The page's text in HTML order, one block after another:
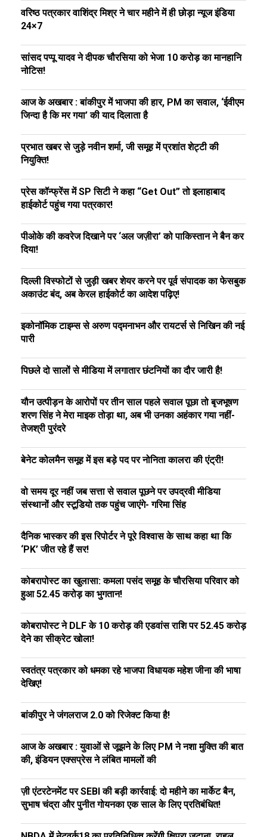
वरिष्ठ पत्रकार वाशिंद्र मिश्र ने चार महीने में ही छोड़ा न्यूज इंडिया
24×7
सांसद पप्पू यादव ने दीपक चौरसिया को भेजा ₹10 करोड़ का मानहानि
नोटिस!
आज के अखबार : बांकीपुर में भाजपा की हार, PM का सवाल, ‘ईवीएम
जिन्दा है कि मर गया’ की याद दिलाता है
प्रभात खबर से जुड़े नवीन शर्मा, जी समूह में प्रशांत शेट्टी की
नियुक्ति!
प्रेस कॉन्फ्रेंस में SP सिटी ने कहा “Get Out” तो इलाहाबाद
हाईकोर्ट पहुंच गया पत्रकार!
पीओके की कवरेज दिखाने पर ‘अल जज़ीरा’ को पाकिस्तान ने बैन कर
दिया!
दिल्ली विस्फोटों से जुड़ी खबर शेयर करने पर पूर्व संपादक का फेसबुक
अकाउंट बंद, अब केरल हाईकोर्ट का आदेश पढ़िए!
इकोनॉमिक टाइम्स से अरुण पद्मनाभन और रायटर्स से निखिन की नई
पारी
पिछले दो सालों से मीडिया में लगातार छंटनियों का दौर जारी है!
यौन उत्पीड़न के आरोपों पर तीन साल पहले सवाल पूछा तो बृजभूषण
शरण सिंह ने मेरा माइक तोड़ा था, अब भी उनका अहंकार गया नहीं-
तेजश्री पुरंदरे
बेनेट कोलमैन समूह में इस बड़े पद पर नोनिता कालरा की एंट्री!
वो समय दूर नहीं जब सत्ता से सवाल पूछने पर उपद्रवी मीडिया
संस्थानों और स्टूडियो तक पहुंच जाएंगे- गरिमा सिंह
दैनिक भास्कर की इस रिपोर्टर ने पूरे विश्वास के साथ कहा था कि
‘PK’ जीत रहे हैं सर!
कोबरापोस्ट का खुलासा: कमला पसंद समूह के चौरसिया परिवार को
हुआ ₹52.45 करोड़ का भुगतान!
कोबरापोस्ट ने DLF के ₹10 करोड़ की एडवांस राशि पर ₹52.45 करोड़
देने का सीक्रेट खोला!
स्वतंत्र पत्रकार को धमका रहे भाजपा विधायक महेश जीना की भाषा
देखिए!
बांकीपुर ने जंगलराज 2.0 को रिजेक्ट किया है!
आज के अखबार : युवाओं से जूझने के लिए PM ने नशा मुक्ति की बात
की, इंडियन एक्सप्रेस ने लंबित मामलों की
ज़ी एंटरटेनमेंट पर SEBI की बड़ी कार्रवाई: दो महीने का मार्केट बैन,
सुभाष चंद्रा और पुनीत गोयनका एक साल के लिए प्रतिबंधित!